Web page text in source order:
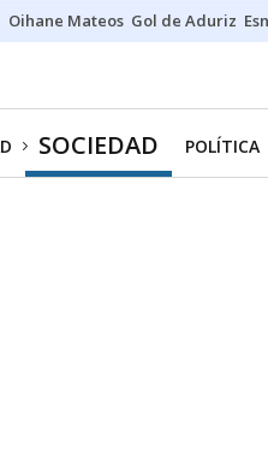
Oihane Mateos Gol de Aduriz
SOCIEDAD POLÍTICA